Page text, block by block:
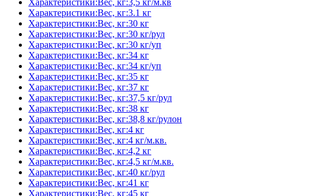
Характеристики:Вес, кг:3.1 кг
Характеристики:Вес, кг:30 кг
Характеристики:Вес, кг:30 кг/рул
Характеристики:Вес, кг:30 кг/уп
Характеристики:Вес, кг:34 кг
Характеристики:Вес, кг:34 кг/уп
Характеристики:Вес, кг:35 кг
Характеристики:Вес, кг:37 кг
Характеристики:Вес, кг:37,5 кг/рул
Характеристики:Вес, кг:38 кг
Характеристики:Вес, кг:38,8 кг/рулон
Характеристики:Вес, кг:4 кг
Характеристики:Вес, кг:4 кг/м.кв.
Характеристики:Вес, кг:4,2 кг
Характеристики:Вес, кг:4,5 кг/м.кв.
Характеристики:Вес, кг:40 кг/рул
Характеристики:Вес, кг:41 кг
Характеристики:Вес, кг:45 кг